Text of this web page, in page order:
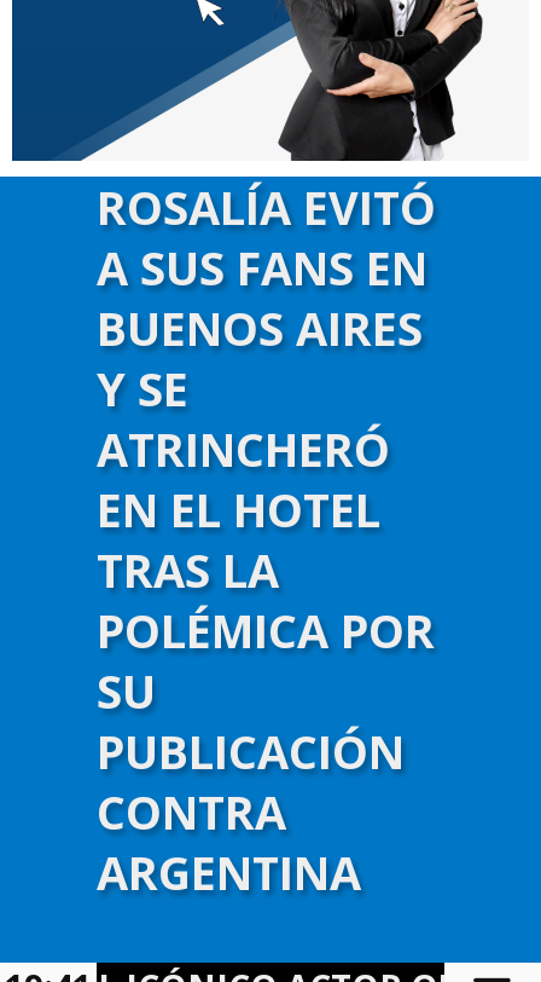
NOS APOYAN
Tema para WordPress:infojudicial.com.ar
ROSALÍA EVITÓ
A SUS FANS EN
BUENOS AIRES
Y SE
ATRINCHERÓ
EN EL HOTEL
TRAS LA
POLÉMICA POR
SU
PUBLICACIÓN
CONTRA
ARGENTINA